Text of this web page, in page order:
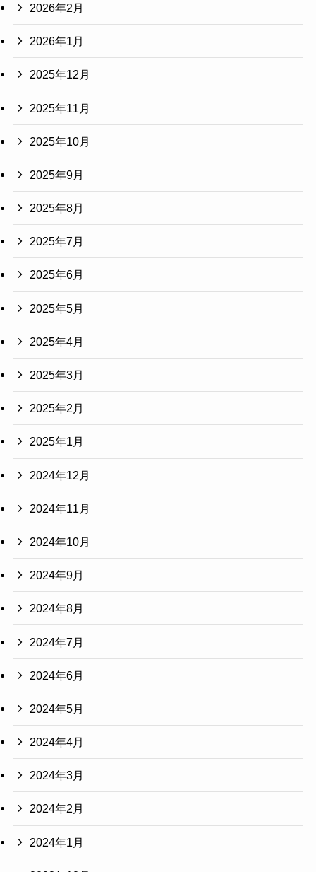
2026年2月
2026年1月
2025年12月
2025年11月
2025年10月
2025年9月
2025年8月
2025年7月
2025年6月
2025年5月
2025年4月
2025年3月
2025年2月
2025年1月
2024年12月
2024年11月
2024年10月
2024年9月
2024年8月
2024年7月
2024年6月
2024年5月
2024年4月
2024年3月
2024年2月
2024年1月